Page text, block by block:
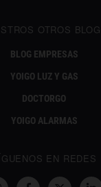
OTROS
BLOG EMPRESAS
YOIGO LUZ Y GAS
DOCTORGO
YOIGO ALARMAS
EN REDES